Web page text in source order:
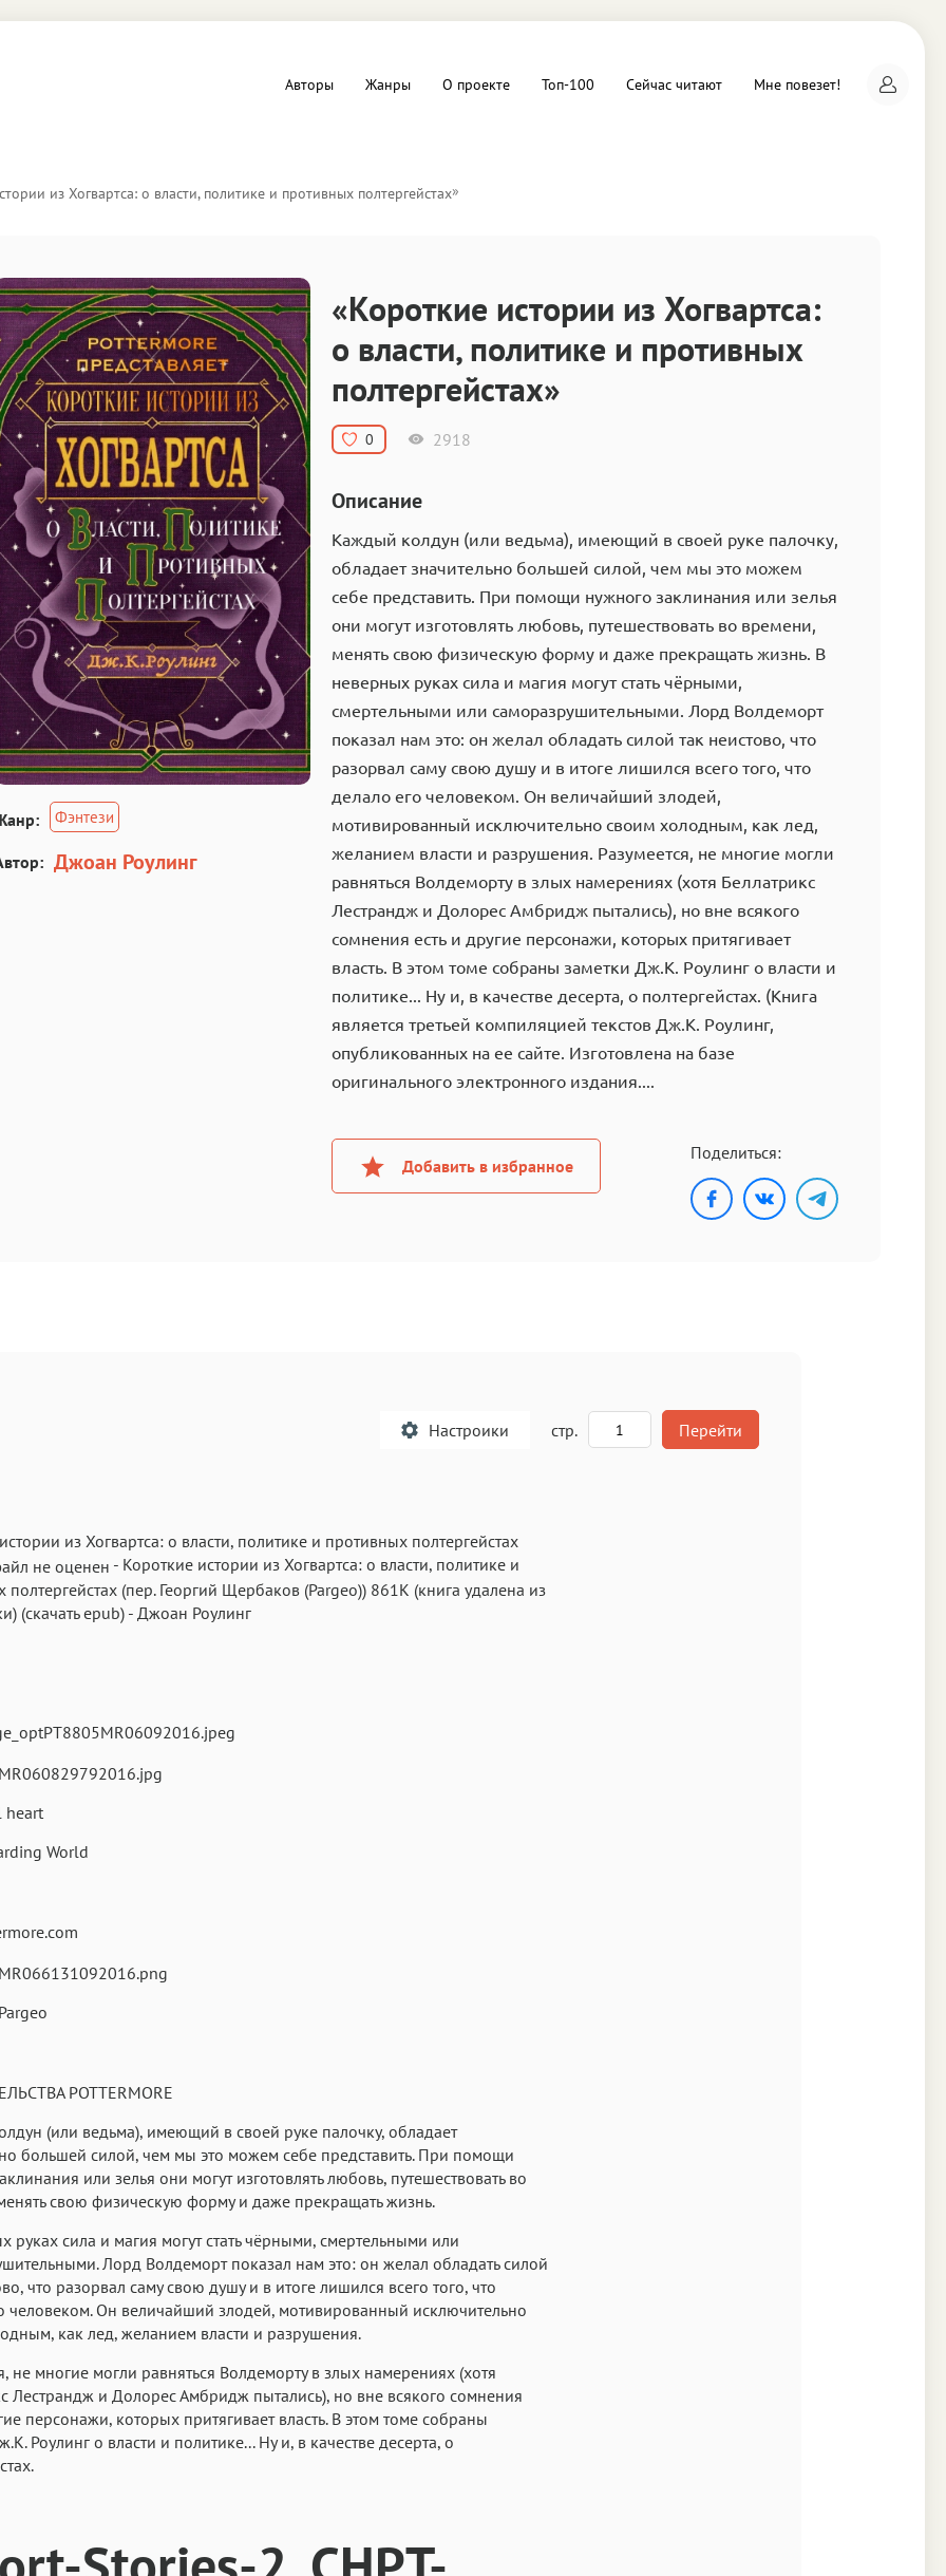
Драматургия
Компьютеры и Интернет
Фольклор
Авторы Жанры О проекте Топ-100 Сейчас читают Мне повезет!
из Хогвартса: о власти, политике и противных полтергейстах»
Фэнтези
Джоан Роулинг
«Короткие истории из Хогвартса:
о власти, политике и противных
полтергейстах»
0 2918
Описание
Каждый колдун (или ведьма), имеющий в своей руке палочку,
обладает значительно большей силой, чем мы это можем
себе представить. При помощи нужного заклинания или зелья
они могут изготовлять любовь, путешествовать во времени,
менять свою физическую форму и даже прекращать жизнь. В
неверных руках сила и магия могут стать чёрными,
смертельными или саморазрушительными. Лорд Волдеморт
показал нам это: он желал обладать силой так неистово, что
разорвал саму свою душу и в итоге лишился всего того, что
делало его человеком. Он величайший злодей,
мотивированный исключительно своим холодным, как лед,
желанием власти и разрушения. Разумеется, не многие могли
равняться Волдеморту в злых намерениях (хотя Беллатрикс
Лестрандж и Долорес Амбридж пытались), но вне всякого
сомнения есть и другие персонажи, которых притягивает
власть. В этом томе собраны заметки Дж.К. Роулинг о власти и
политике... Ну и, в качестве десерта, о полтергейстах. (Книга
является третьей компиляцией текстов Дж.К. Роулинг,
опубликованных на ее сайте. Изготовлена на базе
оригинального электронного издания....
Добавить в избранное
Поделиться:
Настроики
Текст Текст Текст Текст
Аа
Roboto
Courier
стр. Перейти
из Хогвартса: о власти, политике и противных полтергейстах
- Короткие истории из Хогвартса: о власти, политике и
полтергейстах (пер. Георгий Щербаков (Pargeo)) 861K (книга удалена из
(скачать epub) - Джоан Роулинг
heart
World
POTTERMORE
(или ведьма), имеющий в своей руке палочку, обладает
большей силой, чем мы это можем себе представить. При помощи
или зелья они могут изготовлять любовь, путешествовать во
свою физическую форму и даже прекращать жизнь.
руках сила и магия могут стать чёрными, смертельными или
Лорд Волдеморт показал нам это: он желал обладать силой
что разорвал саму свою душу и в итоге лишился всего того, что
человеком. Он величайший злодей, мотивированный исключительно
как лед, желанием власти и разрушения.
не многие могли равняться Волдеморту в злых намерениях (хотя
Лестрандж и Долорес Амбридж пытались), но вне всякого сомнения
персонажи, которых притягивает власть. В этом томе собраны
Роулинг о власти и политике... Ну и, в качестве десерта, о